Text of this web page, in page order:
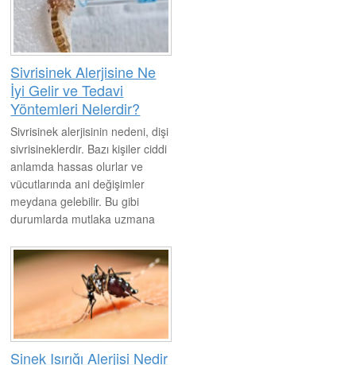
Sivrisinek Alerjisine Ne
İyi Gelir ve Tedavi
Yöntemleri Nelerdir?
Sivrisinek alerjisinin nedeni, dişi
sivrisineklerdir. Bazı kişiler ciddi
anlamda hassas olurlar ve
vücutlarında ani değişimler
meydana gelebilir. Bu gibi
durumlarda mutlaka uzmana
gerekiyorsa, tedavisi hakkında
bilgi almak gerekiyor.
Sinek Isırığı Alerjisi Nedir